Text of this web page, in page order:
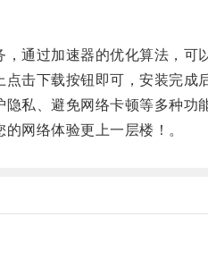
过加速器的优化算法，可
下载按钮即可，安装完成
、避免网络卡顿等多种功
网络体验更上一层楼！。